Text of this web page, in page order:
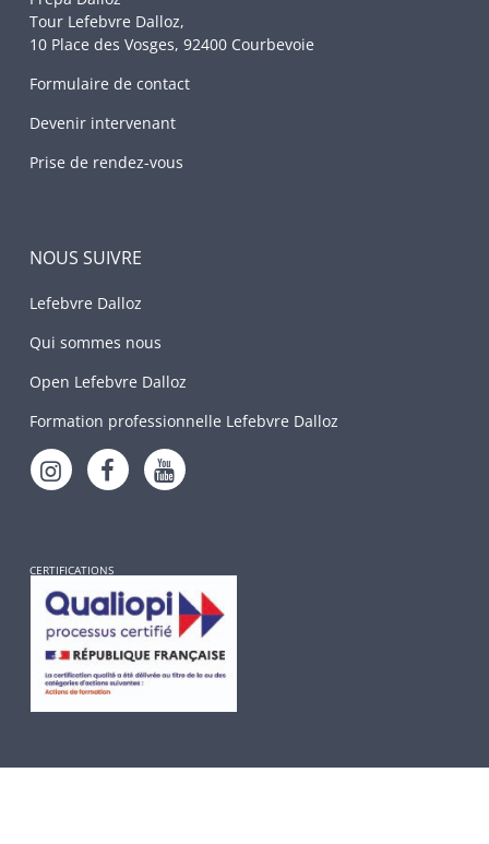
Tour Lefebvre Dalloz,
10 Place des Vosges, 92400 Courbevoie
Formulaire de contact
Devenir intervenant
Prise de rendez-vous
NOUS SUIVRE
Lefebvre Dalloz
Qui sommes nous
Open Lefebvre Dalloz
Formation professionnelle Lefebvre Dalloz
CERTIFICATIONS